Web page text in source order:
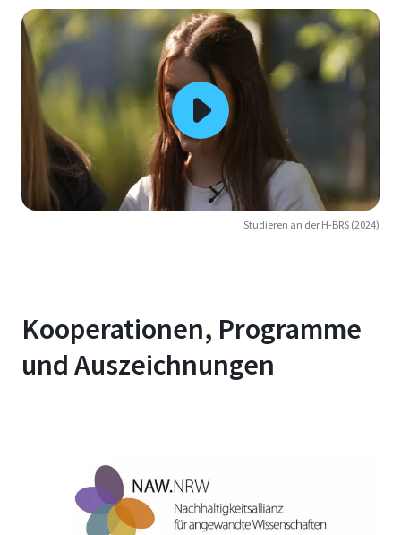
Studieren an der H-BRS (2024)
Kooperationen, Programme
und Auszeichnungen